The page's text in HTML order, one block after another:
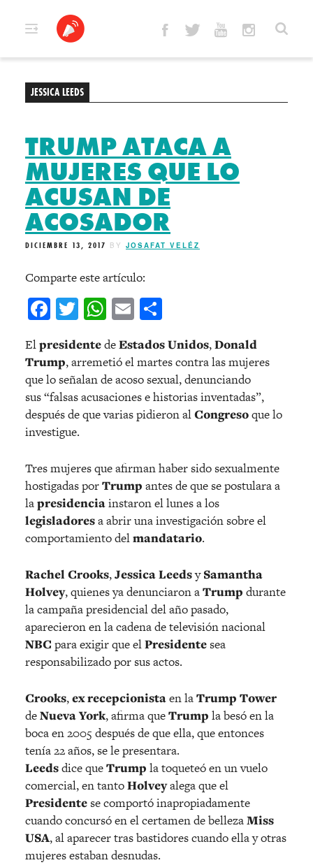
JESSICA LEEDS
TRUMP ATACA A
MUJERES QUE LO
ACUSAN DE
ACOSADOR
DICIEMBRE 13, 2017 BY JOSAFAT VELÉZ
Comparte este artículo:
Facebook
Twitter
WhatsApp
Email
ElpresidentedeEstados Unidos,Donald
Trump, arremetió el martes contra las mujeres
que lo señalan de acoso sexual, denunciando
sus “falsas acusaciones e historias inventadas”,
después de que varias pidieron alCongresoque lo
investigue.
Tres mujeres que afirman haber sido sexualmente
hostigadas porTrump antes de que se postulara a
lapresidenciainstaron el lunes a los
legisladoresa abrir una investigación sobre el
comportamiento delmandatario.
Rachel Crooks,Jessica LeedsySamantha
Holvey, quienes ya denunciaron aTrump durante
la campaña presidencial del año pasado,
aparecieron en la cadena de televisión nacional
NBC para exigir que elPresidentesea
responsabilizado por sus actos.
Crooks,ex recepcionistaen laTrump Tower
deNueva York, afirma queTrump la besó en la
boca en 2005 después de que ella, que entonces
tenía 22 años, se le presentara.
Leedsdice queTrump la toqueteó en un vuelo
comercial, en tantoHolveyalega que el
Presidentese comportó inapropiadamente
cuando concursó en el certamen de bellezaMiss
USA, al aparecer tras bastidores cuando ella y otras
mujeres estaban desnudas.